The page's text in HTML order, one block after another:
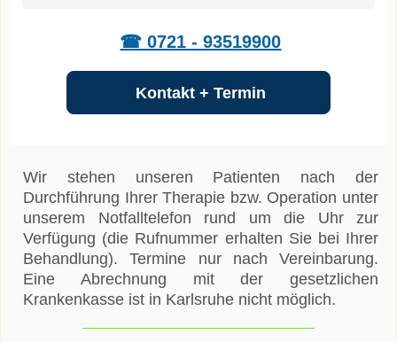
☎ 0721 - 93519900
Kontakt + Termin
Wir stehen unseren Patienten nach der
Durchführung Ihrer Therapie bzw. Operation unter
unserem Notfalltelefon rund um die Uhr zur
Verfügung (die Rufnummer erhalten Sie bei Ihrer
Behandlung). Termine nur nach Vereinbarung.
Eine Abrechnung mit der gesetzlichen
Krankenkasse ist in Karlsruhe nicht möglich.